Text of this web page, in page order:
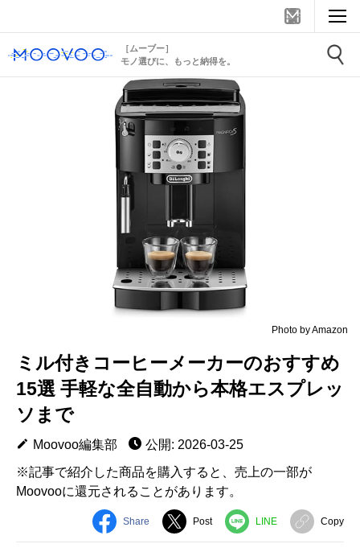
［ムーブー］
モノ選びに、もっと納得を。
Photo by Amazon
ミル付きコーヒーメーカーのおすすめ
15選 手軽な全自動から本格エスプレッ
ソまで
Moovoo編集部
公開: 2026-03-25
※記事で紹介した商品を購入すると、売上の一部が
Moovooに還元されることがあります。
Share Post LINE Copy